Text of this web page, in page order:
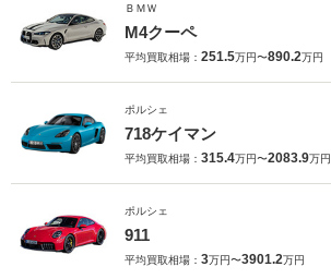
ＢＭＷ
M4クーペ
平均買取相場： 251.5万円〜890.2万円
ポルシェ
718ケイマン
平均買取相場： 315.4万円〜2083.9万円
ポルシェ
911
平均買取相場： 3万円〜3901.2万円